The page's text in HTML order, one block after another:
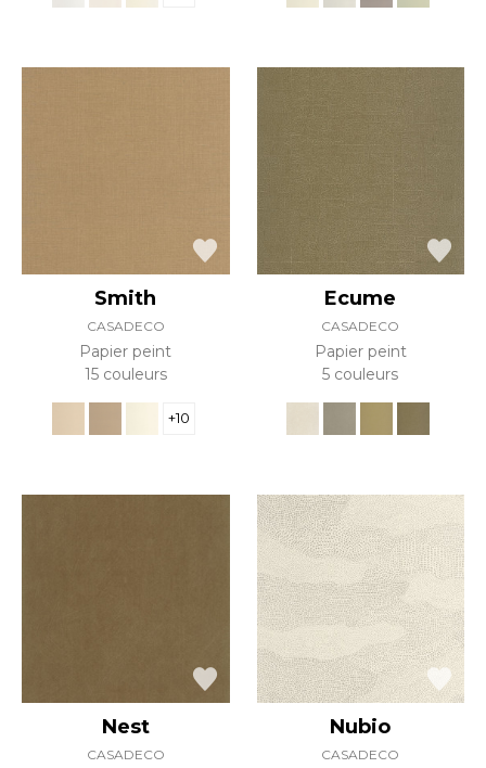
Smith
CASADECO
Papier peint
15 couleurs
+10
Ecume
CASADECO
Papier peint
5 couleurs
Nest
CASADECO
Nubio
CASADECO